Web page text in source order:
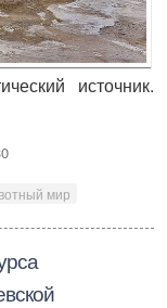
источник.
мир